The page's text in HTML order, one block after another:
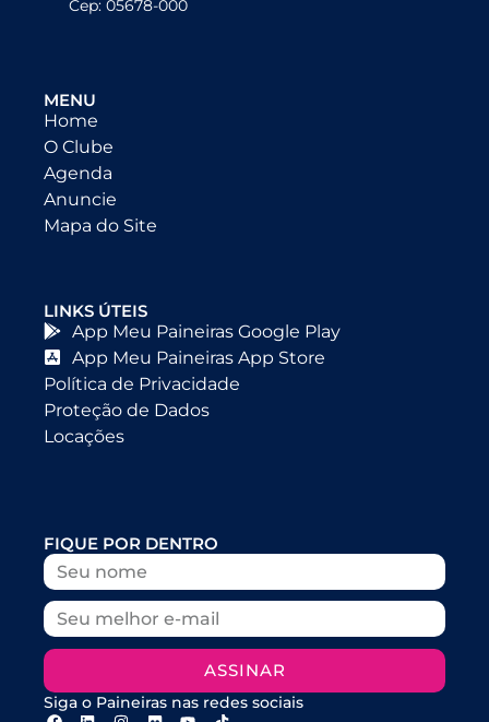
Cep: 05678-000
MENU
Home
O Clube
Agenda
Anuncie
Mapa do Site
LINKS ÚTEIS
App Meu Paineiras Google Play
App Meu Paineiras App Store
Política de Privacidade
Proteção de Dados
Locações
FIQUE POR DENTRO
ASSINAR
Siga o Paineiras nas redes sociais